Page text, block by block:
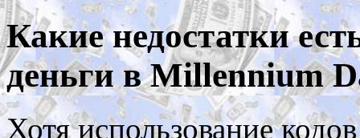
Какие недостатки
деньги в Millennium
Хотя использование